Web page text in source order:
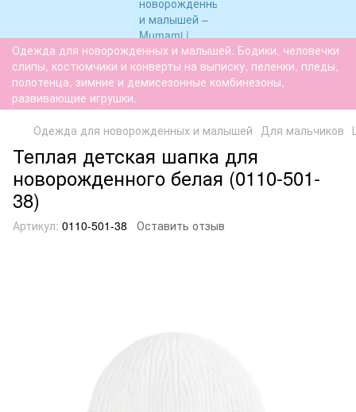
Одежда для новорожденных и малышей. Бодики, человечки
слипы, костюмчики и конверты на выписку, пеленки, пледы,
полотенца, зимние и демисезонные комбинезоны,
развивающие игрушки.
Одежда для новорожденных и малышей Для мальчиков
Теплая детская шапка для
новорожденного белая (0110-501-
38)
Артикул: 0110-501-38 Оставить отзыв